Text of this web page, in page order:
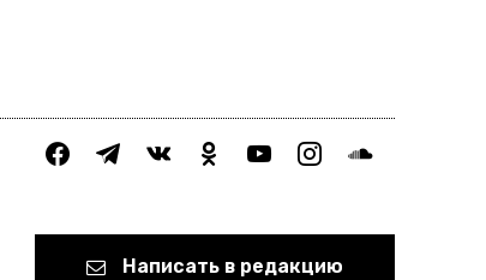
facebooktelegramvkontakteodnoklassniki
youtubeinstagramsoundcloud
Написать в редакцию